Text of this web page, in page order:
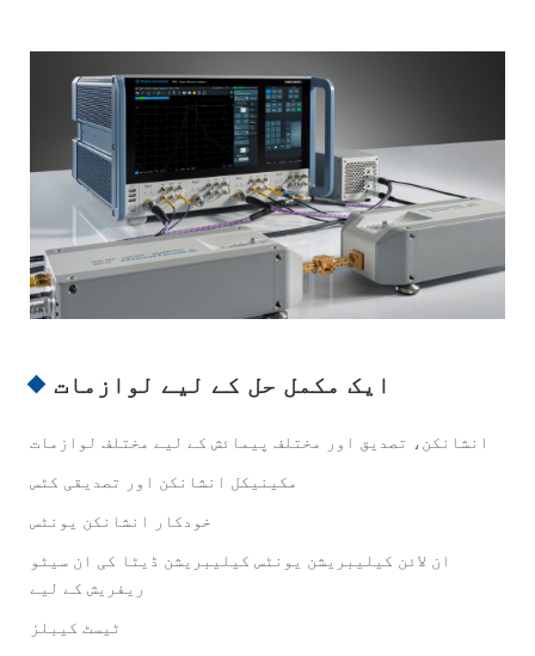
ایک مکمل حل کے لیے لوازمات
انشانکن، تصدیق اور مختلف پیمائش کے لیے مختلف لوازمات
مکینیکل انشانکن اور تصدیقی کٹس
خودکار انشانکن یونٹس
ان لائن کیلیبریشن یونٹس کیلیبریشن ڈیٹا کی ان سیٹو
ریفریش کے لیے
ٹیسٹ کیبلز